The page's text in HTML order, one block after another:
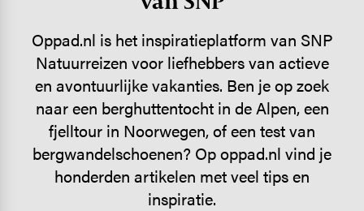
Oppad.nl is het inspiratieplatform van SNP
Natuurreizen voor liefhebbers van actieve
en avontuurlijke vakanties. Ben je op zoek
naar een berghuttentocht in de Alpen, een
fjelltour in Noorwegen, of een test van
bergwandelschoenen? Op oppad.nl vind je
honderden artikelen met veel tips en
inspiratie.